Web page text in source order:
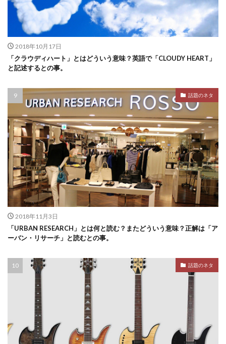
2018年10月17日
「クラウディハート」とはどういう意味？英語で「CLOUDY HEART」
と記述するとの事。
話題のネタ
2018年11月3日
「URBAN RESEARCH」とは何と読む？またどういう意味？正解は「ア
ーバン・リサーチ」と読むとの事。
話題のネタ